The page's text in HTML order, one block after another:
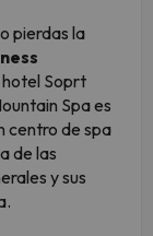
pierdas la
hotel Soprt
Spa es
centro de spa
de las
y sus